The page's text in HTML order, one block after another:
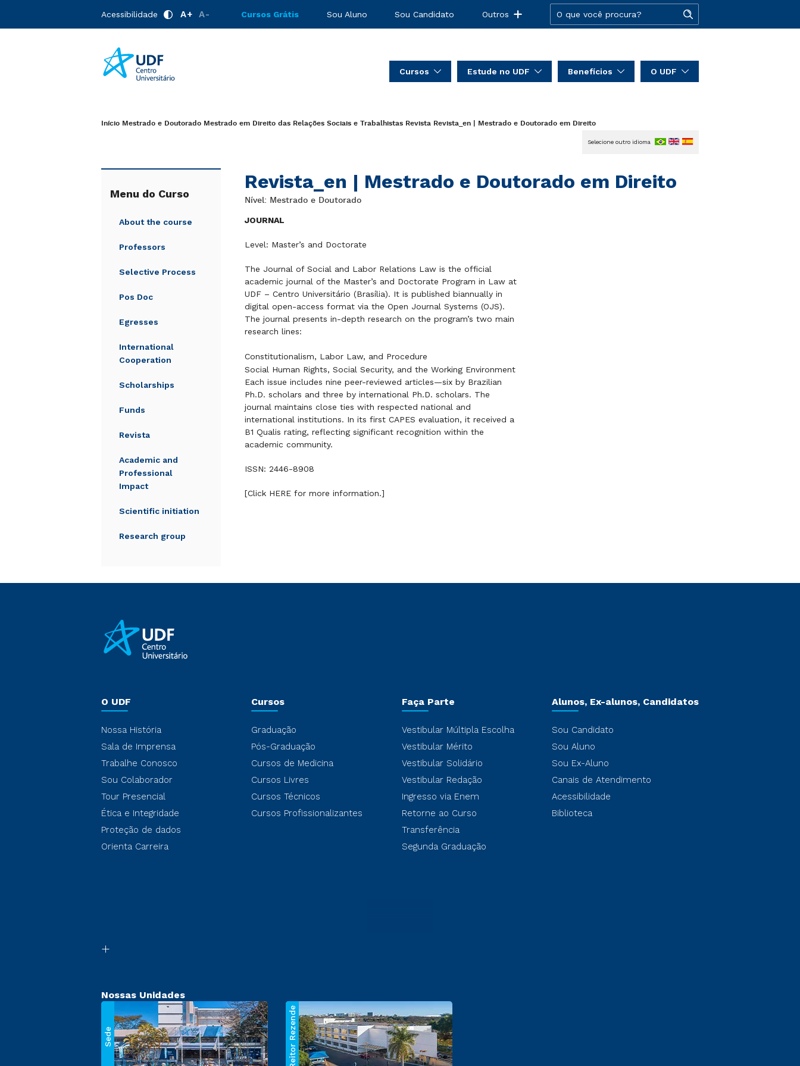
Acessibilidade A+ A- Cursos Grátis Sou Aluno Sou Candidato Outros
Cursos Estude no UDF Benefícios O UDF
Início Mestrado e Doutorado Mestrado em Direito das Relações Sociais e Trabalhistas Revista Revista_en | Mestrado e Doutorado em Direito
Menu do Curso
About the course
Professors
Selective Process
Pos Doc
Egresses
International
Cooperation
Scholarships
Funds
Revista
Academic and
Professional
Impact
Scientific initiation
Research group
Revista_en | Mestrado e Doutorado em Direito
Selecione outro idioma
Nível: Mestrado e Doutorado
JOURNAL
Level: Master’s and Doctorate
The Journal of Social and Labor Relations Law is the official
academic journal of the Master’s and Doctorate Program in Law at
UDF – Centro Universitário (Brasília). It is published biannually in
digital open-access format via the Open Journal Systems (OJS).
The journal presents in-depth research on the program’s two main
research lines:
Constitutionalism, Labor Law, and Procedure
Social Human Rights, Social Security, and the Working Environment
Each issue includes nine peer-reviewed articles—six by Brazilian
Ph.D. scholars and three by international Ph.D. scholars. The
journal maintains close ties with respected national and
international institutions. In its first CAPES evaluation, it received a
B1 Qualis rating, reflecting significant recognition within the
academic community.
ISSN: 2446-8908
[Click HERE for more information.]
O UDF
Nossa História
Sala de Imprensa
Trabalhe Conosco
Sou Colaborador
Tour Presencial
Ética e Integridade
Proteção de dados
Orienta Carreira
Cursos
Graduação
Pós-Graduação
Cursos de Medicina
Cursos Livres
Cursos Técnicos
Cursos Profissionalizantes
Faça Parte
Vestibular Múltipla Escolha
Vestibular Mérito
Vestibular Solidário
Vestibular Redação
Ingresso via Enem
Retorne ao Curso
Transferência
Segunda Graduação
Alunos, Ex-alunos, Candidatos
Sou Candidato
Sou Aluno
Sou Ex-Aluno
Canais de Atendimento
Acessibilidade
Biblioteca
Nossas Unidades
Sede Reitor Rezende